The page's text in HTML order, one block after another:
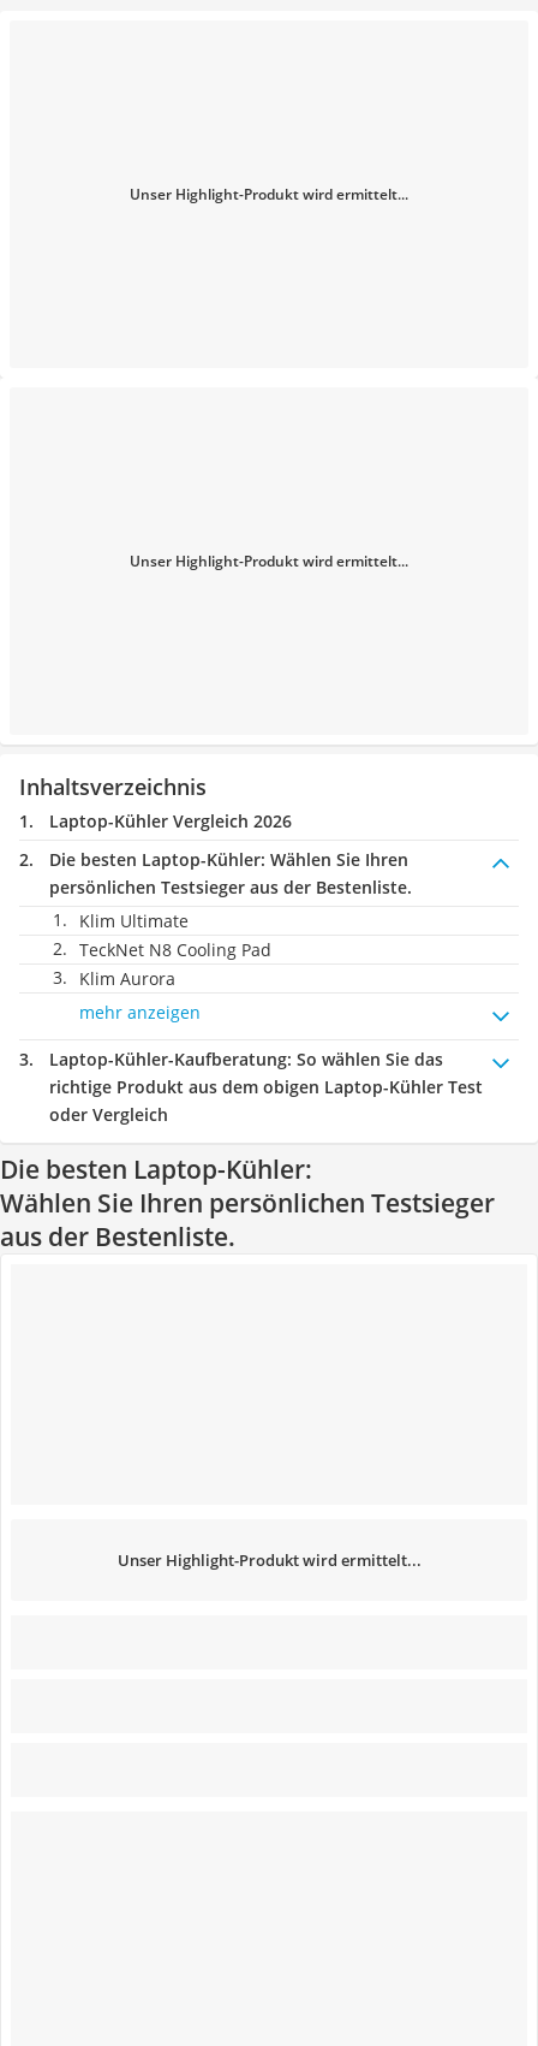
Unser Highlight-Produkt wird ermittelt...
Unser Highlight-Produkt wird ermittelt...
Inhaltsverzeichnis
Laptop-Kühler Vergleich 2026
Die besten Laptop-Kühler: Wählen Sie Ihren
persönlichen Testsieger aus der Bestenliste.
Klim Ultimate
TeckNet N8 Cooling Pad
Klim Aurora
mehr anzeigen
Laptop-Kühler-Kaufberatung: So wählen Sie das
richtige Produkt aus dem obigen Laptop-Kühler Test
oder Vergleich
Die besten Laptop-Kühler:
Wählen Sie Ihren persönlichen Testsieger
aus der Bestenliste.
Unser Highlight-Produkt wird ermittelt...